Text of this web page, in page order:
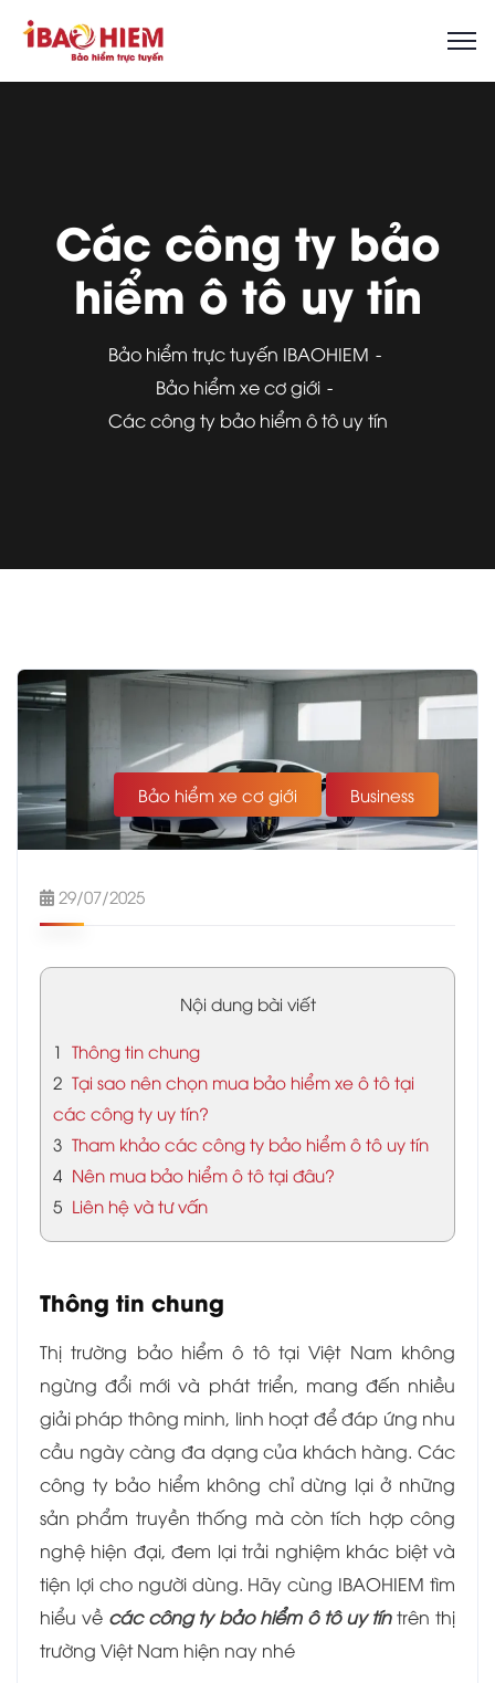
Các công ty bảo
hiểm ô tô uy tín
Bảo hiểm trực tuyến IBAOHIEM
Bảo hiểm xe cơ giới
Các công ty bảo hiểm ô tô uy tín
Bảo hiểm xe cơ giới Business
29/07/2025
Nội dung bài viết
1 Thông tin chung
2 Tại sao nên chọn mua bảo hiểm xe ô tô tại
các công ty uy tín?
3 Tham khảo các công ty bảo hiểm ô tô uy tín
4 Nên mua bảo hiểm ô tô tại đâu?
5 Liên hệ và tư vấn
Thông tin chung
Thị trường bảo hiểm ô tô tại Việt Nam không
ngừng đổi mới và phát triển, mang đến nhiều
giải pháp thông minh, linh hoạt để đáp ứng nhu
cầu ngày càng đa dạng của khách hàng. Các
công ty bảo hiểm không chỉ dừng lại ở những
sản phẩm truyền thống mà còn tích hợp công
nghệ hiện đại, đem lại trải nghiệm khác biệt và
tiện lợi cho người dùng. Hãy cùng IBAOHIEM tìm
hiểu về các công ty bảo hiểm ô tô uy tíntrên thị
trường Việt Nam hiện nay nhé